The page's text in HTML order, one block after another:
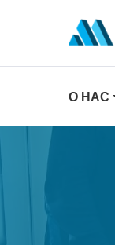
О НАС